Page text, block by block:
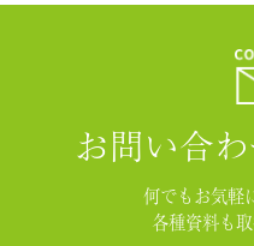
お問い合
何でもお気軽
各種資料も